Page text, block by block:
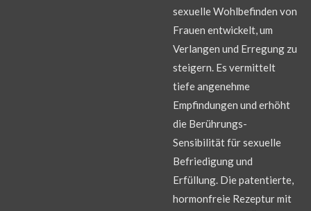
sexuelle Wohlbefinden von
Frauen entwickelt, um
Verlangen und Erregung zu
steigern. Es vermittelt
tiefe angenehme
Empfindungen und erhöht
die Berührungs-
Sensibilität für sexuelle
Befriedigung und
Erfüllung. Die patentierte,
hormonfreie Rezeptur mit